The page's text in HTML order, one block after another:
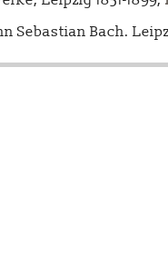
Sebastian Bach.